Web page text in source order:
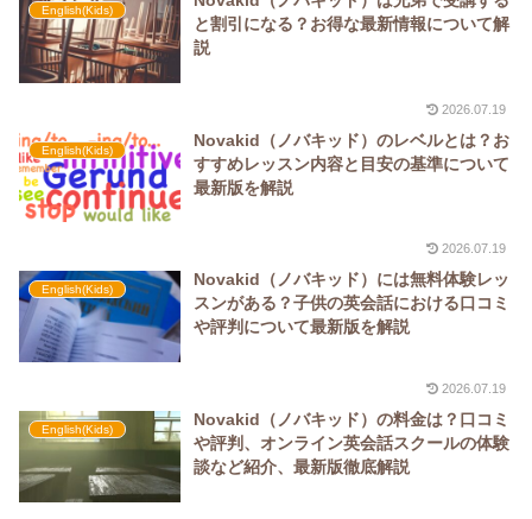
English(Kids)
と割引になる？お得な最新情報について解
説
2026.07.19
English(Kids)
Novakid（ノバキッド）のレベルとは？お
すすめレッスン内容と目安の基準について
最新版を解説
2026.07.19
English(Kids)
Novakid（ノバキッド）には無料体験レッ
スンがある？子供の英会話における口コミ
や評判について最新版を解説
2026.07.19
English(Kids)
Novakid（ノバキッド）の料金は？口コミ
や評判、オンライン英会話スクールの体験
談など紹介、最新版徹底解説